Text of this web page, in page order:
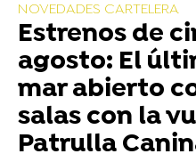
NOVEDADES CARTELERA
Estrenos de
agosto: El
mar abierto
salas con la
Patrulla